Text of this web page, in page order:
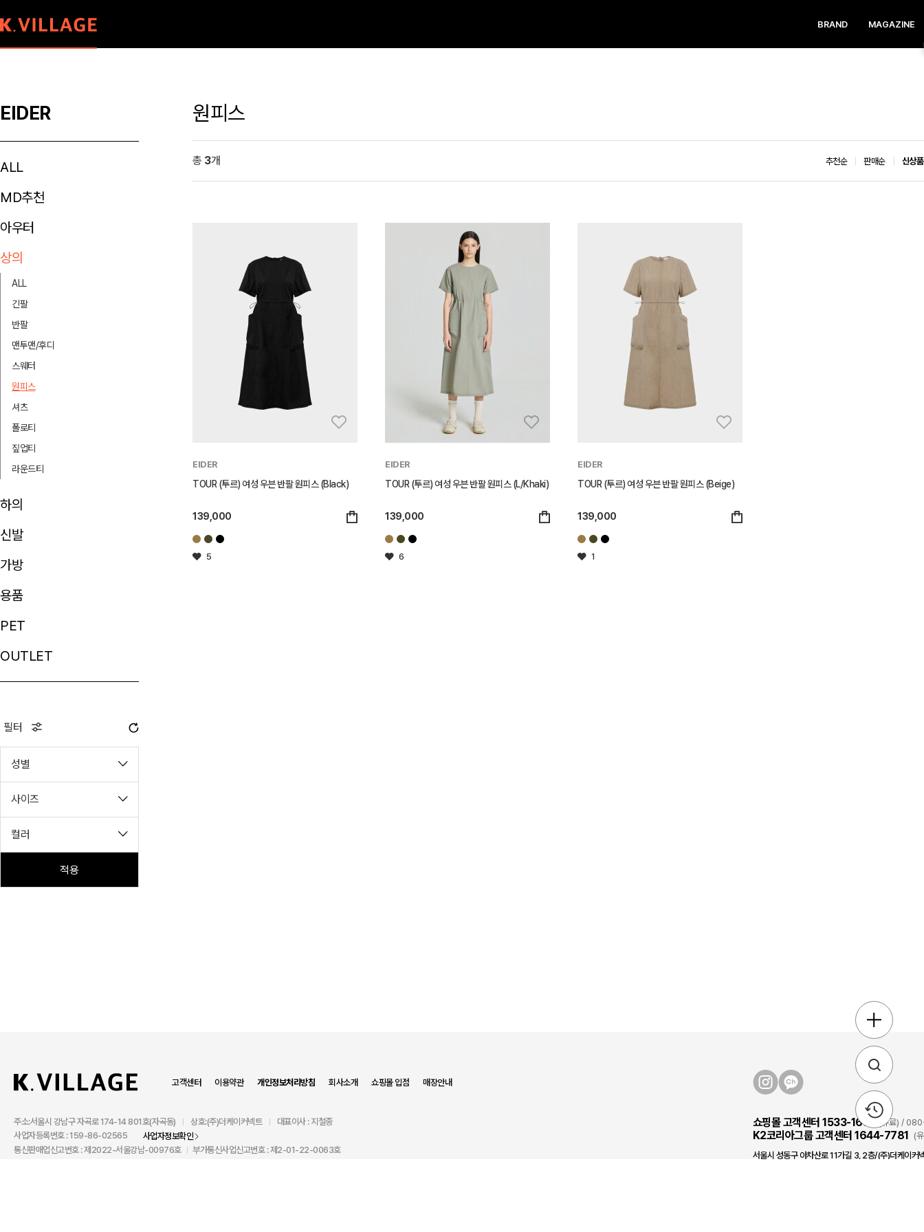
BRAND MAGAZINE
EIDER
ALL
MD추천
아우터
상의
ALL
긴팔
반팔
맨투맨/후디
스웨터
원피스
셔츠
폴로티
짚업티
라운드티
하의
신발
가방
용품
PET
OUTLET
필터
성별
사이즈
컬러
적용
원피스
총 3개 추천순 판매순 신상
EIDER
TOUR (투르) 여성 우븐 반팔 원피스 (Black)
139,000
5
EIDER
TOUR (투르) 여성 우븐 반팔 원피스 (L/Khaki)
139,000
6
EIDER
TOUR (투르) 여성 우븐 반팔 원피스 (Beige)
139,000
1
고객센터 이용약관 개인정보처리방침 회사소개 쇼핑몰 입점 매장안내
주소:서울시 강남구 자곡로 174-14 801호(자곡동) 상호:(주)더케이커넥트
대표이사 : 지철종
사업자등록번호 : 159-86-02565
사업자정보확인
통신판매업신고번호 : 제2022-서울강남-00976호
부가통신사업신고번호 : 제2-01-22-0063호
쇼핑몰 고객센터 1533-1631 (유료) /
K2코리아그룹 고객센터 1644-7781
(
서울시 성동구 아차산로 11가길 3, 2층/(주)더케이커